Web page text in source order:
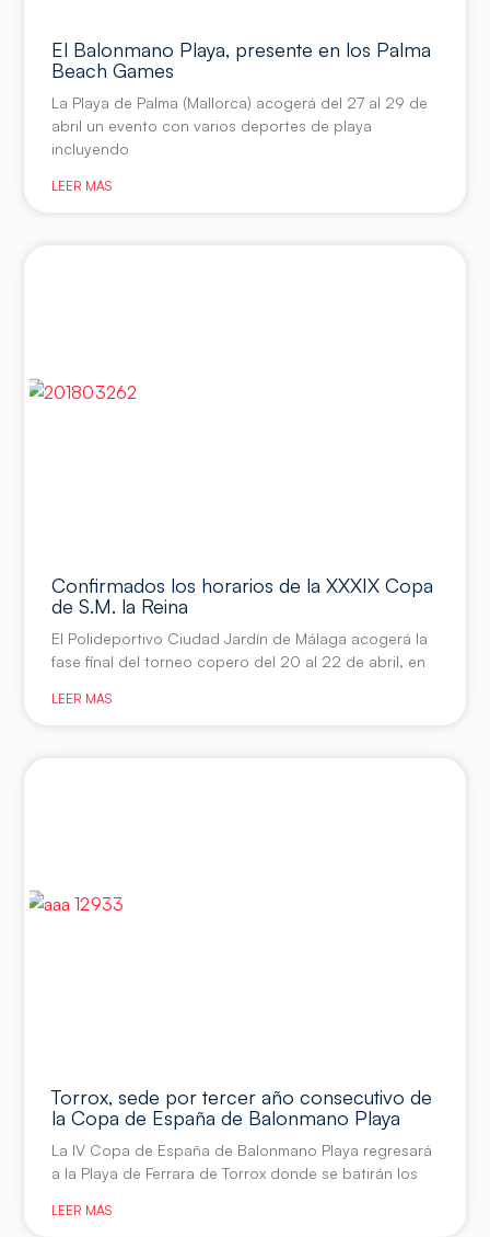
El Balonmano Playa, presente en los Palma
Beach Games
La Playa de Palma (Mallorca) acogerá del 27 al 29 de
abril un evento con varios deportes de playa
incluyendo
LEER MÁS
Confirmados los horarios de la XXXIX Copa
de S.M. la Reina
El Polideportivo Ciudad Jardín de Málaga acogerá la
fase final del torneo copero del 20 al 22 de abril, en
LEER MÁS
Torrox, sede por tercer año consecutivo de
la Copa de España de Balonmano Playa
La IV Copa de España de Balonmano Playa regresará
a la Playa de Ferrara de Torrox donde se batirán los
LEER MÁS